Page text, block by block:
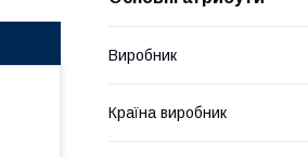
Виробник
Країна виробник